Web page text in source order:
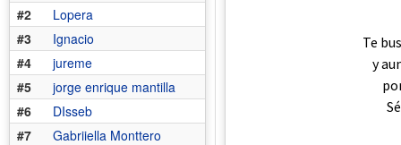
#2
Lopera
#3
Ignacio
#4
jureme
#5
jorge enrique mantilla
#6
DIsseb
#7
Gabriiella Monttero
Te
y